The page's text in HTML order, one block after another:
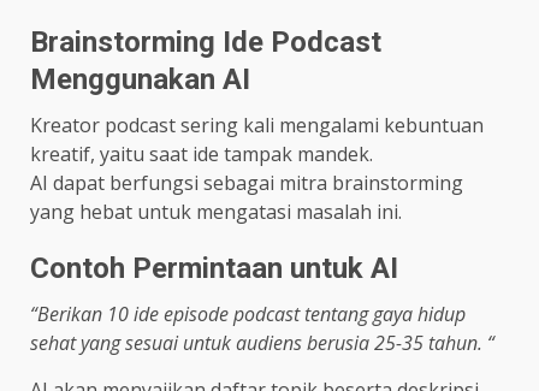
Brainstorming Ide Podcast
Menggunakan AI
Kreator podcast sering kali mengalami kebuntuan
kreatif, yaitu saat ide tampak mandek.
AI dapat berfungsi sebagai mitra brainstorming
yang hebat untuk mengatasi masalah ini.
Contoh Permintaan untuk AI
“Berikan 10 ide episode podcast tentang gaya hidup
sehat yang sesuai untuk audiens berusia 25-35 tahun. “